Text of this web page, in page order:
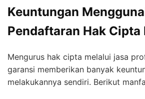
Keuntungan
Pendaftaran Hak Cipta
Mengurus hak cipta melalui jasa
garansi memberikan banyak
melakukannya sendiri. Berikut